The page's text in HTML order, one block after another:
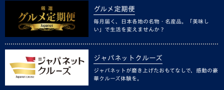
グルメ定期便
毎月届く、日本各地の名物・名産品。「美味し
い」で生活を変えませんか？
ジャパネットクルーズ
ジャパネットが磨き上げたおもてなしで、感動の豪
華クルーズ体験を。